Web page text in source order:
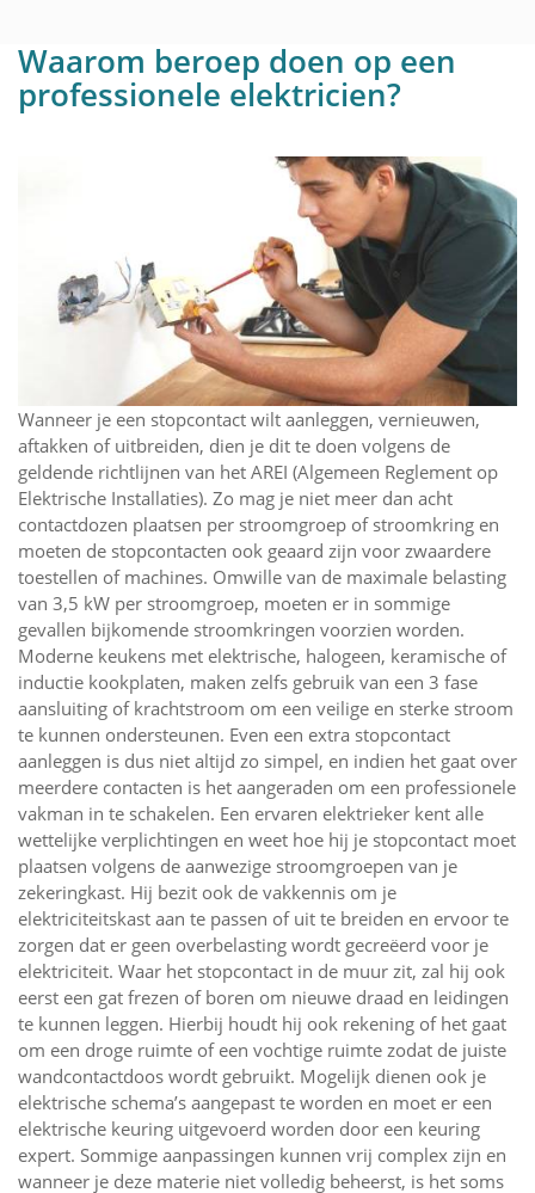
Waarom beroep doen op een
professionele elektricien?
Wanneer je een stopcontact wilt aanleggen, vernieuwen,
aftakken of uitbreiden, dien je dit te doen volgens de
geldende richtlijnen van het AREI (Algemeen Reglement op
Elektrische Installaties). Zo mag je niet meer dan acht
contactdozen plaatsen per stroomgroep of stroomkring en
moeten de stopcontacten ook geaard zijn voor zwaardere
toestellen of machines. Omwille van de maximale belasting
van 3,5 kW per stroomgroep, moeten er in sommige
gevallen bijkomende stroomkringen voorzien worden.
Moderne keukens met elektrische, halogeen, keramische of
inductie kookplaten, maken zelfs gebruik van een 3 fase
aansluiting of krachtstroom om een veilige en sterke stroom
te kunnen ondersteunen. Even een extra stopcontact
aanleggen is dus niet altijd zo simpel, en indien het gaat over
meerdere contacten is het aangeraden om een professionele
vakman in te schakelen. Een ervaren elektrieker kent alle
wettelijke verplichtingen en weet hoe hij je stopcontact moet
plaatsen volgens de aanwezige stroomgroepen van je
zekeringkast. Hij bezit ook de vakkennis om je
elektriciteitskast aan te passen of uit te breiden en ervoor te
zorgen dat er geen overbelasting wordt gecreëerd voor je
elektriciteit. Waar het stopcontact in de muur zit, zal hij ook
eerst een gat frezen of boren om nieuwe draad en leidingen
te kunnen leggen. Hierbij houdt hij ook rekening of het gaat
om een droge ruimte of een vochtige ruimte zodat de juiste
wandcontactdoos wordt gebruikt. Mogelijk dienen ook je
elektrische schema’s aangepast te worden en moet er een
elektrische keuring uitgevoerd worden door een keuring
expert. Sommige aanpassingen kunnen vrij complex zijn en
wanneer je deze materie niet volledig beheerst, is het soms